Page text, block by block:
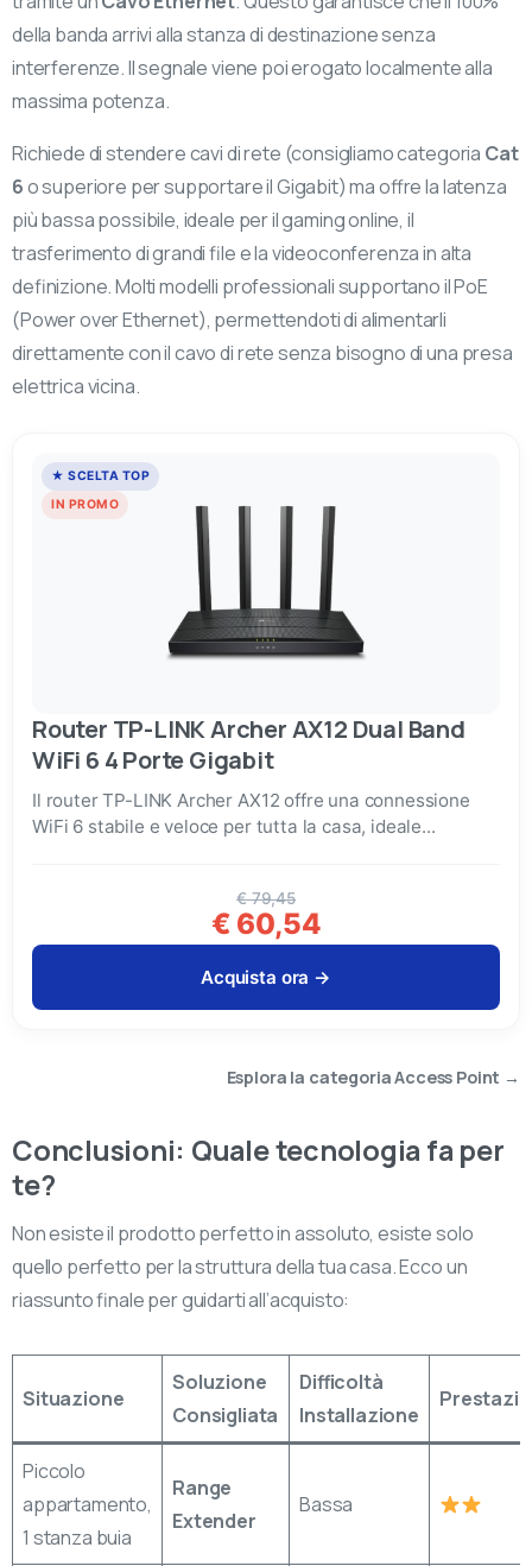
della banda arrivi alla stanza di destinazione senza
interferenze. Il segnale viene poi erogato localmente alla
massima potenza.
Richiede di stendere cavi di rete (consigliamo categoria Cat
6o superiore per supportare il Gigabit) ma offre la latenza
più bassa possibile, ideale per il gaming online, il
trasferimento di grandi file e la videoconferenza in alta
definizione. Molti modelli professionali supportano il PoE
(Power over Ethernet), permettendoti di alimentarli
direttamente con il cavo di rete senza bisogno di una presa
elettrica vicina.
★ SCELTA TOP
IN PROMO
Router TP-LINK Archer AX12 Dual Band
WiFi 6 4 Porte Gigabit
Il router TP-LINK Archer AX12 offre una connessione
WiFi 6 stabile e veloce per tutta la casa, ideale...
€ 79,45
€ 60,54
Acquista ora →
Esplora la categoria Access Point →
Conclusioni: Quale tecnologia fa per
te?
Non esiste il prodotto perfetto in assoluto, esiste solo
quello perfetto per la struttura della tua casa. Ecco un
riassunto finale per guidarti all’acquisto:
Situazione
Soluzione
Consigliata
Difficoltà
Installazione
Piccolo
appartamento,
1 stanza buia
Range
Extender
Bassa
Visita il nostro negozio online
Oltre 50.000 prodotti di elettronica e
informatica
casa con una spedizione rapida e sicura.
Ampia scelta di Informatica, Elettronica, TV,
Audio e Video
Assistenza dedicata prima e dopo
Disponibilità prodotti in tempo reale
Ritiro in negozio o consegna rapida
Promozioni esclusive solo online
Ricevi 5€ sul primo ordine